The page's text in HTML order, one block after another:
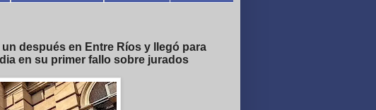
después en Entre Ríos y llegó para
en su primer fallo sobre jurados